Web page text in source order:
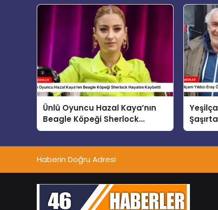
Ünlü Oyuncu Hazal Kaya’nın
Beagle Köpeği Sherlock
Hayatını Kaybetti
Haberin Doğru Adresi